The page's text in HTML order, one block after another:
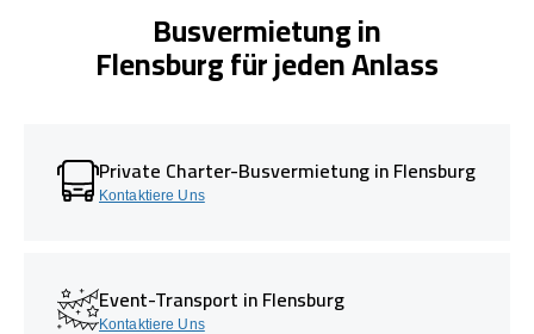
Busvermietung in
Flensburg für jeden Anlass
Private Charter-Busvermietung in Flensburg
Kontaktiere Uns
Event-Transport in Flensburg
Kontaktiere Uns